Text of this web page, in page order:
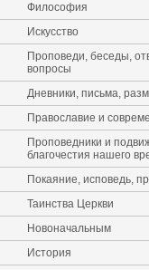
Философия
Искусство
Проповеди, беседы,
вопросы
Дневники, письма,
Православие и
Проповедники и
благочестия нашего
Покаяние, исповедь,
Таинства Церкви
Новоначальным
История